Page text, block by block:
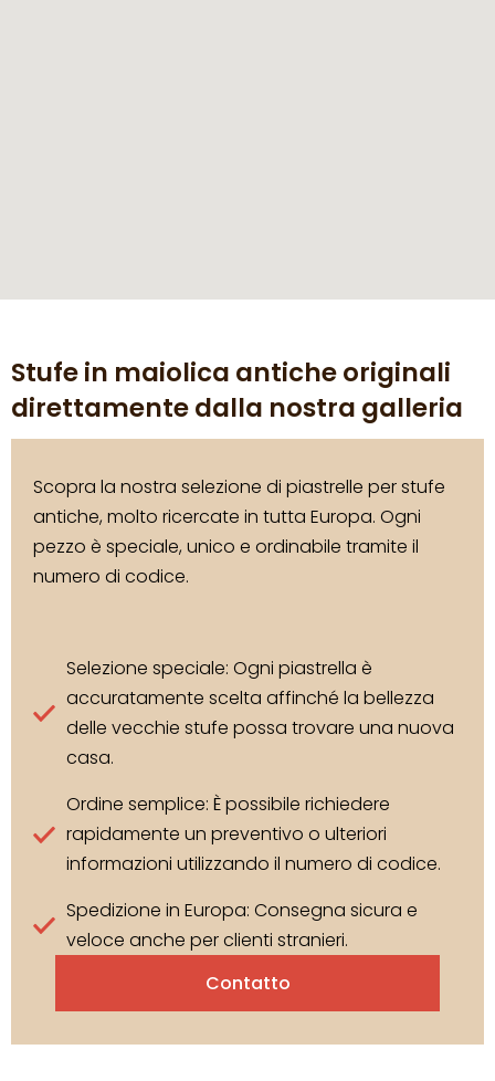
Stufe in maiolica antiche originali
direttamente dalla nostra galleria
Scopra la nostra selezione di piastrelle per stufe
antiche, molto ricercate in tutta Europa. Ogni
pezzo è speciale, unico e ordinabile tramite il
numero di codice.
Selezione speciale: Ogni piastrella è
accuratamente scelta affinché la bellezza
delle vecchie stufe possa trovare una nuova
casa.
Ordine semplice: È possibile richiedere
rapidamente un preventivo o ulteriori
informazioni utilizzando il numero di codice.
Spedizione in Europa: Consegna sicura e
veloce anche per clienti stranieri.
Contatto